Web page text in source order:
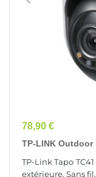
Prix
78,90 €
TP-LINK Outdoor
TP-Link Tapo
extérieure, Sans fil,